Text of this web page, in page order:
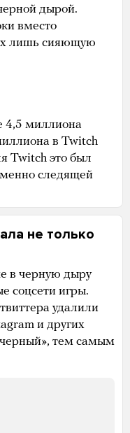
дырой.
вместо
лишь сияющую
4,5 миллиона
в Twitch
Twitch это был
следящей
не только
в черную дыру
соцсети игры.
удалили
и других
тем самым